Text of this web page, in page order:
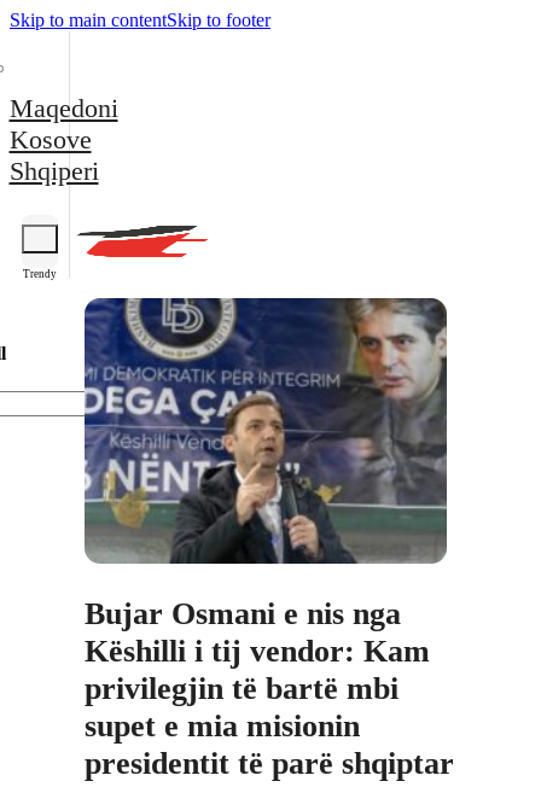
Skip to main contentSkip to footer
Maqedoni
Kosove
Shqiperi
Trendy
Bujar Osmani e nis nga
Këshilli i tij vendor: Kam
privilegjin të bartë mbi
supet e mia misionin
presidentit të parë shqiptar